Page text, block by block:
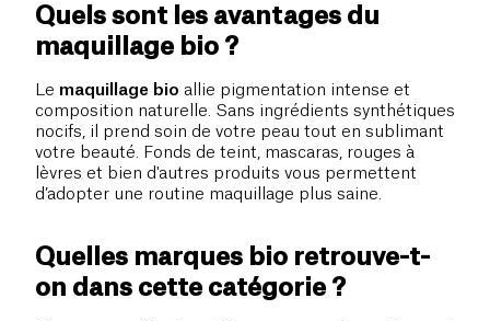
Quels sont les avantages du
maquillage bio ?
Le maquillage bio allie pigmentation intense et
composition naturelle. Sans ingrédients synthétiques
nocifs, il prend soin de votre peau tout en sublimant
votre beauté. Fonds de teint, mascaras, rouges à
lèvres et bien d'autres produits vous permettent
d’adopter une routine maquillage plus saine.
Quelles marques bio retrouve-t-
on dans cette catégorie ?